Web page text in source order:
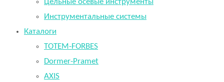
Цельные осевые инструменты
Инструментальные системы
Каталоги
TOTEM-FORBES
Dormer-Pramet
AXIS